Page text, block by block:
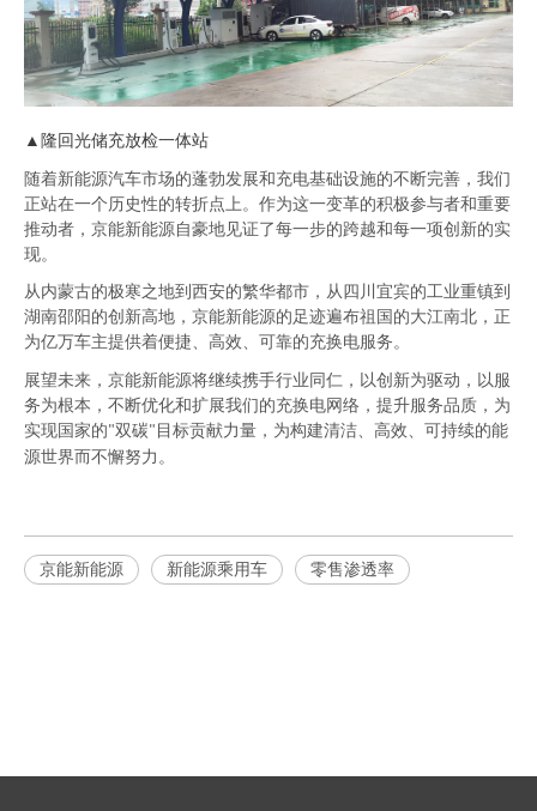
▲ 隆回光储充放检一体站
随着新能源汽车市场的蓬勃发展和充电基础设施的不断完善，我们
正站在一个历史性的转折点上。作为这一变革的积极参与者和重要
推动者，京能新能源自豪地见证了每一步的跨越和每一项创新的实
现。
从内蒙古的极寒之地到西安的繁华都市，从四川宜宾的工业重镇到
湖南邵阳的创新高地，京能新能源的足迹遍布祖国的大江南北，正
为亿万车主提供着便捷、高效、可靠的充换电服务。
展望未来，京能新能源将继续携手行业同仁，以创新为驱动，以服
务为根本，不断优化和扩展我们的充换电网络，提升服务品质， 为
实现国家的"双碳" 目标贡献力量，为构建清洁、高效、可持续的能
源世界而不懈努力。
京能新能源 新能源乘用车 零售渗透率